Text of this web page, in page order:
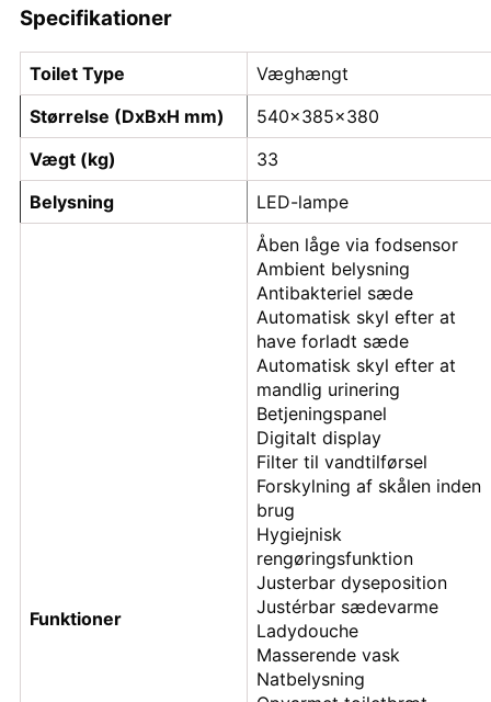
Specifikationer
Toilet Type
Væghængt
Størrelse (DxBxH mm)
540x385x380
Vægt (kg)
33
Belysning
LED-lampe
Funktioner
Åben låge via fodsensor
Ambient belysning
Antibakteriel sæde
Automatisk skyl efter at
have forladt sæde
Automatisk skyl efter at
mandlig urinering
Betjeningspanel
Digitalt display
Filter til vandtilførsel
Forskylning af skålen inden
brug
Hygiejnisk
rengøringsfunktion
Justerbar dyseposition
Justérbar sædevarme
Ladydouche
Masserende vask
Natbelysning